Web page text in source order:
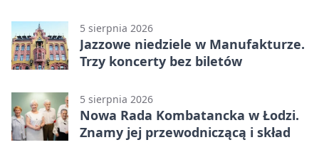
5 sierpnia 2026
Jazzowe niedziele w Manufakturze.
Trzy koncerty bez biletów
5 sierpnia 2026
Nowa Rada Kombatancka w Łodzi.
Znamy jej przewodniczącą i skład